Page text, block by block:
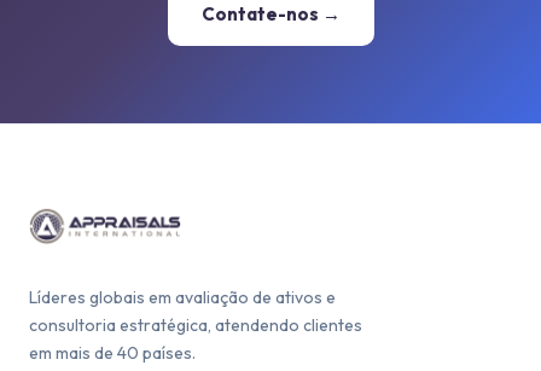
Contate-nos →
Líderes globais em avaliação de ativos e
consultoria estratégica, atendendo clientes
em mais de 40 países.